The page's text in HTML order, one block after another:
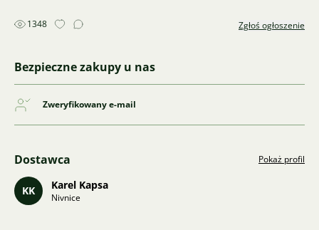
1348 Zgłoś ogłoszenie
Bezpieczne zakupy u nas
Zweryfikowany e-mail
Dostawca Pokaż profil
KK Karel Kapsa
Nivnice